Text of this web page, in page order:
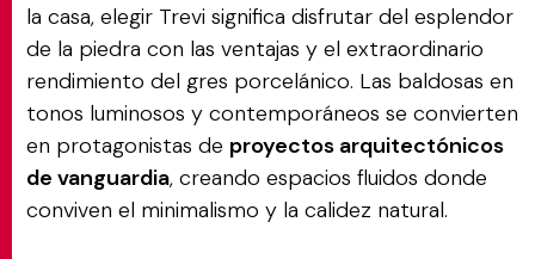
la casa, elegir Trevi significa disfrutar del esplendor
de la piedra con las ventajas y el extraordinario
rendimiento del gres porcelánico. Las baldosas en
tonos luminosos y contemporáneos se convierten
en protagonistas de proyectos arquitectónicos
de vanguardia, creando espacios fluidos donde
conviven el minimalismo y la calidez natural.